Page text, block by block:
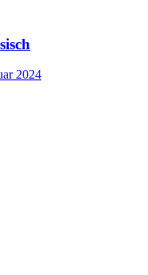
2024